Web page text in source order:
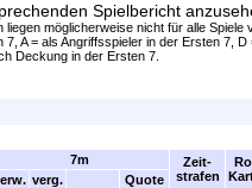
Spielbericht
möglicherweise nicht für alle Spiele
A = als Angriffsspieler in der Ersten 7, D
Deckung in der Ersten 7.
7m
Zeit-
strafen
verg.
Quote